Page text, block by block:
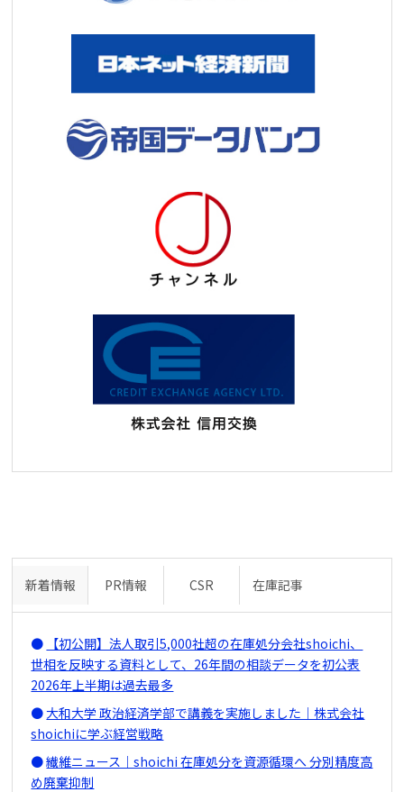
新着情報 PR情報 CSR 在庫記事
【初公開】法人取引5,000社超の在庫処分会社shoichi、
世相を反映する資料として、26年間の相談データを初公表
2026年上半期は過去最多
大和大学 政治経済学部で講義を実施しました｜株式会社
shoichiに学ぶ経営戦略
繊維ニュース｜shoichi 在庫処分を資源循環へ 分別精度高
め廃棄抑制